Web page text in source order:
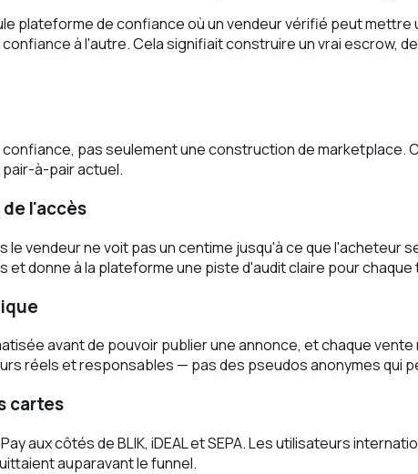
plateforme de confiance où un vendeur vérifié peut
à l'autre. Cela signifiait construire un vrai escrow,
pas seulement une construction de
à-pair actuel.
l'accès
vendeur ne voit pas un centime jusqu'à ce que
donne à la plateforme une piste d'audit claire pour
avant de pouvoir publier une annonce, et chaque
réels et responsables — pas des pseudos anonymes qui
cartes
aux côtés de BLIK, iDEAL et SEPA. Les utilisateurs
auparavant le funnel.